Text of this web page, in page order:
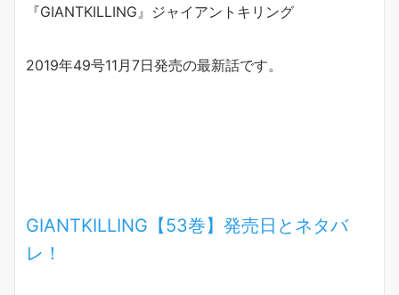
『GIANTKILLING』ジャイアントキリング
2019年49号11月7日発売の最新話です。
GIANTKILLING【53巻】発売日とネタバ
レ！